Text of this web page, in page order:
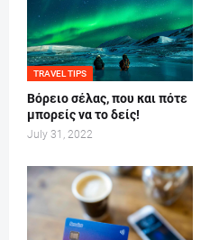
TRAVEL TIPS
Βόρειο σέλας, που και πότε
μπορείς να το δείς!
July 31, 2022